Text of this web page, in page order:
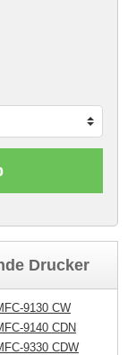
Drucker
9130 CW
9140 CDN
9330 CDW